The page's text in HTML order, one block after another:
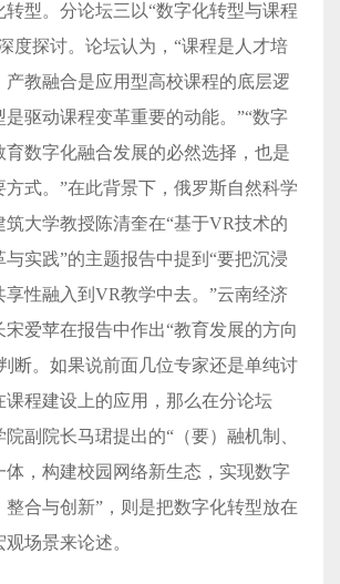
型。分论坛三以“数字化转型与课程
度探讨。论坛认为，“课程是人才培
产教融合是应用型高校课程的底层逻
驱动课程变革重要的动能。”“数字
育数字化融合发展的必然选择，也是
式。”在此背景下，俄罗斯自然科学
筑大学教授陈清奎在“基于VR技术的
实践”的主题报告中提到“要把沉浸
享性融入到VR教学中去。”云南经济
爱苹在报告中作出“教育发展的方向
断。如果说前面几位专家还是单纯讨
课程建设上的应用，那么在分论坛
副院长马珺提出的“（要）融机制、
体，构建校园网络新生态，实现数字
合与创新”，则是把数字化转型放在
场景来论述。